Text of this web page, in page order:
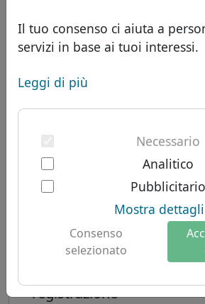
Il tuo consenso ci aiuta a
servizi in base ai tuoi interessi.
Leggi di più
Necessario
Analitico
Pubblicitario
Mostra dettagli
Consenso
selezionato
Domini asiatici
Domini europei
Domini del Medio Oriente
Domini nordamericani
Domini sudamericani
Domini australiani
Sconti
Trasferisci
Servizi
ID Protect
Hosting DNS
WHOIS
Autenticazione a due fattori
Informazioni su Let's
Perché Let's Domains?
Protezione del marchio
Moduli per i domini
Contatto
Dominio .天主教
Come registrare un
registrazione
?